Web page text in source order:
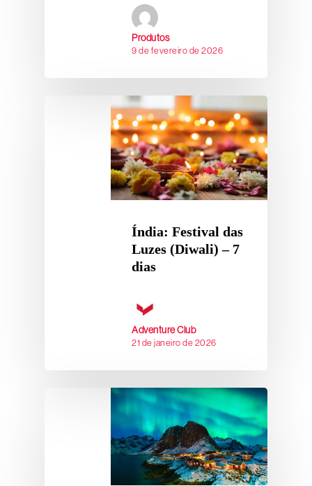
Produtos
9 de fevereiro de 2026
Índia: Festival das
Luzes (Diwali) – 7
dias
Adventure Club
21 de janeiro de 2026